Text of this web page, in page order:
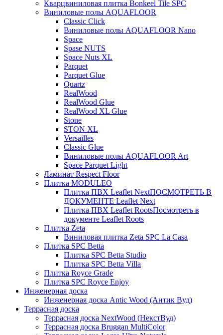
Кварцвиниловая плитка Bonkeel Tile SPC
Виниловые полы AQUAFLOOR
Classic Click
Виниловые полы AQUAFLOOR Nano
Space
Spase NUTS
Space Nuts XL
Parquet
Parquet Glue
Quartz
RealWood
RealWood Glue
RealWood XL Glue
Stone
STON XL
Versailles
Classic Glue
Виниловые полы AQUAFLOOR Art
Space Parquet Light
Ламинат Respect Floor
Плитка MODULEO
Плитка ПВХ Leaflet NextПОСМОТРЕТЬ В
ДОКУМЕНТЕ Leaflet Next
Плитка ПВХ Leaflet RootsПосмотреть в
документе Leaflet Roots
Плитка Zeta
Виниловая плитка Zeta SPC La Casa
Плитка SPC Betta
Плитка SPC Betta Studio
Плитка SPC Betta Villa
Плитка Royce Grade
Плитка SPC Royce Enjoy
Инженерная доска
Инженерная доска Antic Wood (Антик Вуд)
Террасная доска
Террасная доска NextWood (НекстВуд)
Террасная доска Bruggan MultiColor